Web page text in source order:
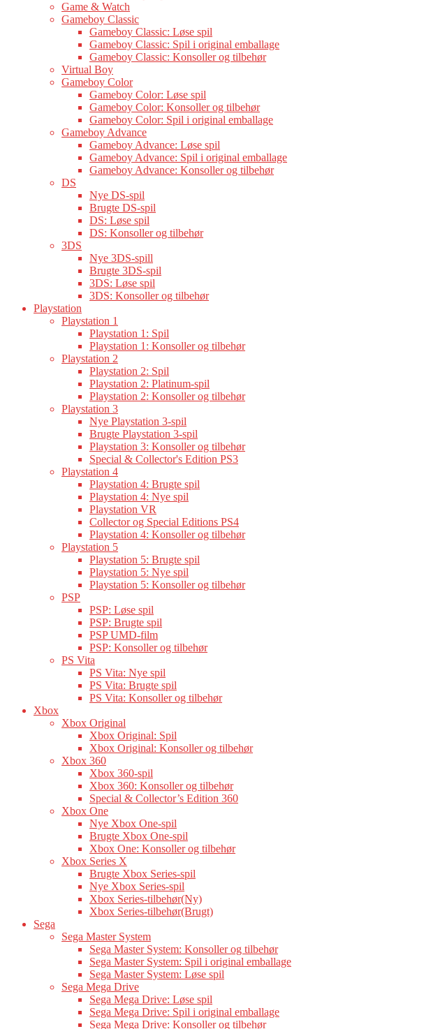
Game & Watch
Gameboy Classic
Gameboy Classic: Løse spil
Gameboy Classic: Spil i original emballage
Gameboy Classic: Konsoller og tilbehør
Virtual Boy
Gameboy Color
Gameboy Color: Løse spil
Gameboy Color: Konsoller og tilbehør
Gameboy Color: Spil i original emballage
Gameboy Advance
Gameboy Advance: Løse spil
Gameboy Advance: Spil i original emballage
Gameboy Advance: Konsoller og tilbehør
DS
Nye DS-spil
Brugte DS-spil
DS: Løse spil
DS: Konsoller og tilbehør
3DS
Nye 3DS-spill
Brugte 3DS-spil
3DS: Løse spil
3DS: Konsoller og tilbehør
Playstation
Playstation 1
Playstation 1: Spil
Playstation 1: Konsoller og tilbehør
Playstation 2
Playstation 2: Spil
Playstation 2: Platinum-spil
Playstation 2: Konsoller og tilbehør
Playstation 3
Nye Playstation 3-spil
Brugte Playstation 3-spil
Playstation 3: Konsoller og tilbehør
Special & Collector's Edition PS3
Playstation 4
Playstation 4: Brugte spil
Playstation 4: Nye spil
Playstation VR
Collector og Special Editions PS4
Playstation 4: Konsoller og tilbehør
Playstation 5
Playstation 5: Brugte spil
Playstation 5: Nye spil
Playstation 5: Konsoller og tilbehør
PSP
PSP: Løse spil
PSP: Brugte spil
PSP UMD-film
PSP: Konsoller og tilbehør
PS Vita
PS Vita: Nye spil
PS Vita: Brugte spil
PS Vita: Konsoller og tilbehør
Xbox
Xbox Original
Xbox Original: Spil
Xbox Original: Konsoller og tilbehør
Xbox 360
Xbox 360-spil
Xbox 360: Konsoller og tilbehør
Special & Collector’s Edition 360
Xbox One
Nye Xbox One-spil
Brugte Xbox One-spil
Xbox One: Konsoller og tilbehør
Xbox Series X
Brugte Xbox Series-spil
Nye Xbox Series-spil
Xbox Series-tilbehør(Ny)
Xbox Series-tilbehør(Brugt)
Sega
Sega Master System
Sega Master System: Konsoller og tilbehør
Sega Master System: Spil i original emballage
Sega Master System: Løse spil
Sega Mega Drive
Sega Mega Drive: Løse spil
Sega Mega Drive: Spil i original emballage
Sega Mega Drive: Konsoller og tilbehør